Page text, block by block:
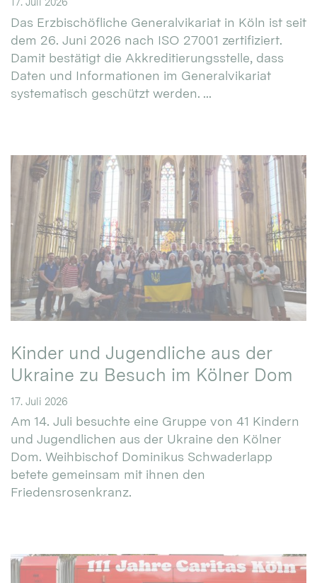
Das Erzbischöfliche Generalvikariat in Köln ist seit
dem 26. Juni 2026 nach ISO 27001 zertifiziert.
Damit bestätigt die Akkreditierungsstelle, dass
Daten und Informationen im Generalvikariat
systematisch geschützt werden. ...
Kinder und Jugendliche aus der
Ukraine zu Besuch im Kölner Dom
17. Juli 2026
Am 14. Juli besuchte eine Gruppe von 41 Kindern
und Jugendlichen aus der Ukraine den Kölner
Dom. Weihbischof Dominikus Schwaderlapp
betete gemeinsam mit ihnen den
Friedensrosenkranz.